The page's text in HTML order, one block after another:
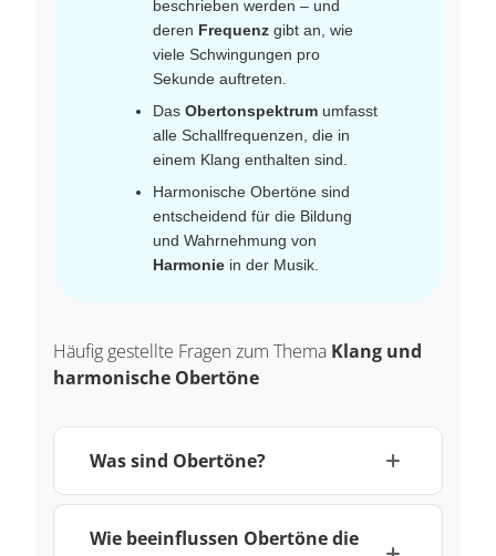
beschrieben werden – und
deren Frequenz gibt an, wie
viele Schwingungen pro
Sekunde auftreten.
Das Obertonspektrum umfasst
alle Schallfrequenzen, die in
einem Klang enthalten sind.
Harmonische Obertöne sind
entscheidend für die Bildung
und Wahrnehmung von
Harmonie in der Musik.
Häufig gestellte Fragen zum Thema Klang und
harmonische Obertöne
Was sind Obertöne?
Wie beeinflussen Obertöne die